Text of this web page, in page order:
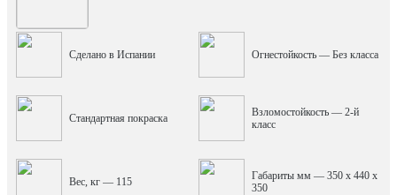
Сделано в Испании Огнестойкость — Без класса
Стандартная покраска
Взломостойкость — 2-й
класс
Вес, кг — 115
Габариты мм — 350 x 440 x
350